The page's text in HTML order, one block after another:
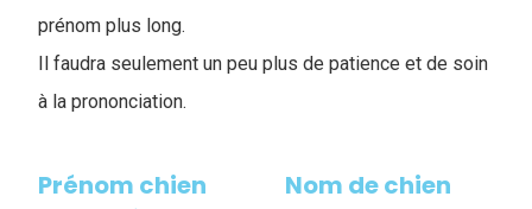
prénom plus long.
Il faudra seulement un peu plus de patience et de soin
à la prononciation.
Prénom chien
Nom de chien